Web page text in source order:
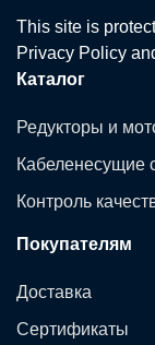
This site is
Privacy Policy
Каталог
Редукторы и
Кабеленесущие
Контроль
Покупателям
Доставка
Сертификаты